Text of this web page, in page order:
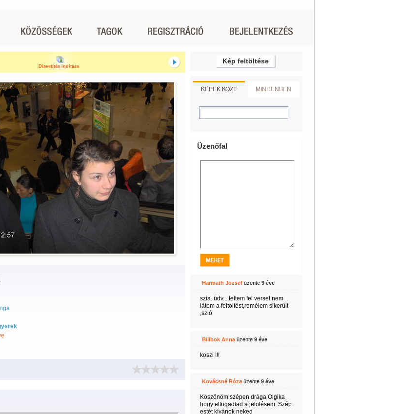
Diavetítés indítása
Kép feltöltése
KÉPEK KÖZT MINDENBEN
Üzenőfal
Harmath Jozsefüzente 9 éve
szia..üdv....tettem fel verset nem
látom a feltöltést,remélem sikerült
,szió
Bilibok Annaüzente 9 éve
koszi !!!
Kovácsné Rózaüzente 9 éve
Köszönöm szépen drága Olgika
hogy elfogadtad a jelölésem. Szép
estét kívánok neked